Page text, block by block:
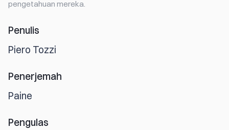
pengetahuan mereka.
Penulis
Piero Tozzi
Penerjemah
Paine
Pengulas